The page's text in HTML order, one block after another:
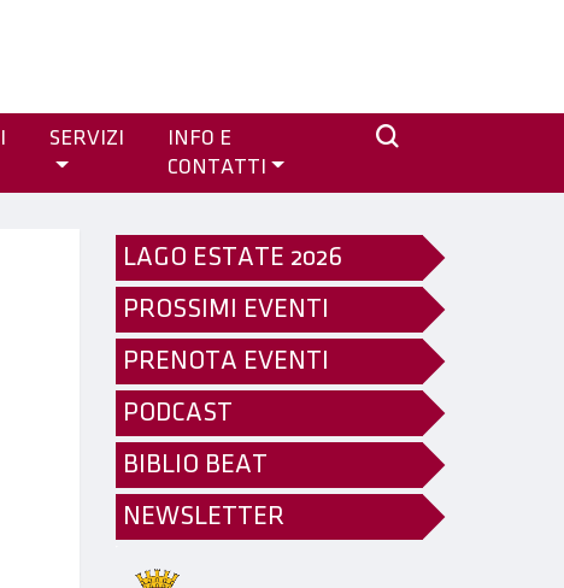
SERVIZI
INFO E
CONTATTI
LAGO ESTATE 2026
PROSSIMI EVENTI
PRENOTA EVENTI
PODCAST
BIBLIO BEAT
NEWSLETTER